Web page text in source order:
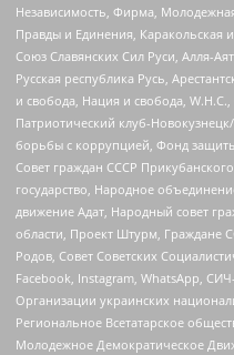
Независимость, Фирма,
Правды и Единения, Каракольская
Союз Славянских Сил Руси, Алля-
Русская республика Русь,
и свобода, Нация и свобода,
Патриотический клуб-
борьбы с коррупцией, Фонд
Совет граждан СССР
государство, Народное
движение Адат, Народный совет
области, Проект Штурм, Граждане
Родов, Совет Советских
Facebook, Instagram, WhatsApp,
Организации украинских
Региональное Всетатарское
Молодежное Демократическое